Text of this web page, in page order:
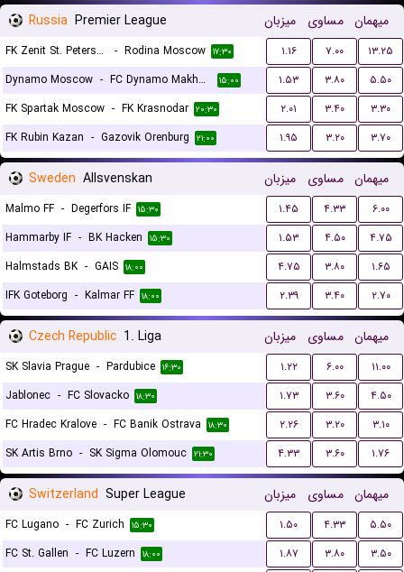
Russia Premier League میزبان مساوی میهمان
FK Zenit St. Petersburg - Rodina Moscow ۱۷:۳۰ ۱.۱۶ ۷.۰۰
۱۳.۲۵
Dynamo Moscow - FC Dynamo Makhachkala ۱۵:۰۰ ۱.۵۳ ۳.۸۰
۵.۵۰
FK Spartak Moscow - FK Krasnodar ۲۰:۳۰ ۲.۰۱ ۳.۴۰
۳.۳۰
FK Rubin Kazan - Gazovik Orenburg ۲۱:۰۰ ۱.۹۵ ۳.۲۰ ۳.۷۰
Sweden Allsvenskan میزبان مساوی میهمان
Malmo FF - Degerfors IF ۱۵:۳۰ ۱.۴۵ ۴.۳۳
۶.۰۰
Hammarby IF - BK Hacken ۱۵:۳۰ ۱.۵۳ ۴.۵۰
۴.۷۵
Halmstads BK - GAIS ۱۸:۰۰ ۴.۷۵ ۳.۸۰
۱.۶۵
IFK Goteborg - Kalmar FF ۱۸:۰۰ ۲.۳۹ ۳.۴۰ ۲.۷۰
Czech Republic 1. Liga میزبان مساوی میهمان
SK Slavia Prague - Pardubice ۱۶:۳۰ ۱.۲۲ ۶.۰۰
۱۱.۰۰
Jablonec - FC Slovacko ۱۸:۳۰ ۱.۷۳ ۳.۶۰
۴.۵۰
FC Hradec Kralove - FC Banik Ostrava ۱۸:۳۰ ۲.۲۶ ۳.۲۰
۳.۱۰
SK Artis Brno - SK Sigma Olomouc ۲۱:۳۰ ۴.۳۳ ۳.۶۰ ۱.۷۶
Switzerland Super League میزبان مساوی میهمان
FC Lugano - FC Zurich ۱۵:۳۰ ۱.۵۰ ۴.۳۳
۵.۵۰
FC St. Gallen - FC Luzern ۱۸:۰۰ ۱.۸۷ ۳.۸۰
۳.۵۰